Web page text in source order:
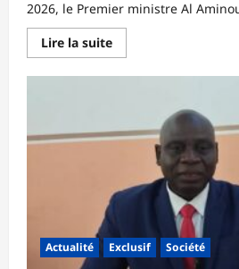
2026, le Premier ministre Al
Lire la suiteEn
savoir
sur
nouveau
gouvernement
Pastef
Actualité Exclusif Société